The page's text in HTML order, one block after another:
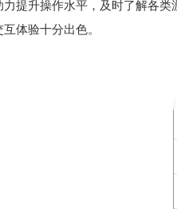
力提升操作水平，及时了解各
体验十分出色。